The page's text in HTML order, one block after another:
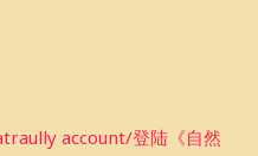
account/登陆《自然